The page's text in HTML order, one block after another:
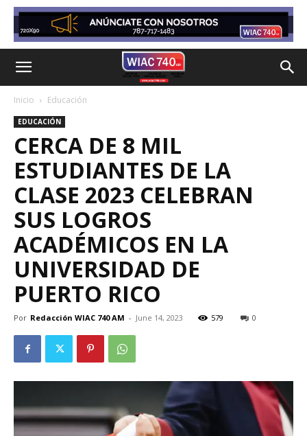
Inicio Educación
EDUCACIÓN
CERCA DE 8 MIL
ESTUDIANTES DE LA
CLASE 2023 CELEBRAN
SUS LOGROS
ACADÉMICOS EN LA
UNIVERSIDAD DE
PUERTO RICO
Por Redacción WIAC 740 AM - June 14, 2023 579 0